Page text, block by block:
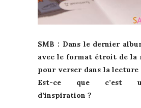
SMB : Dans le dernier
avec le format étroit de la
pour verser dans la lecture
Est-ce que c’est
d’inspiration ?